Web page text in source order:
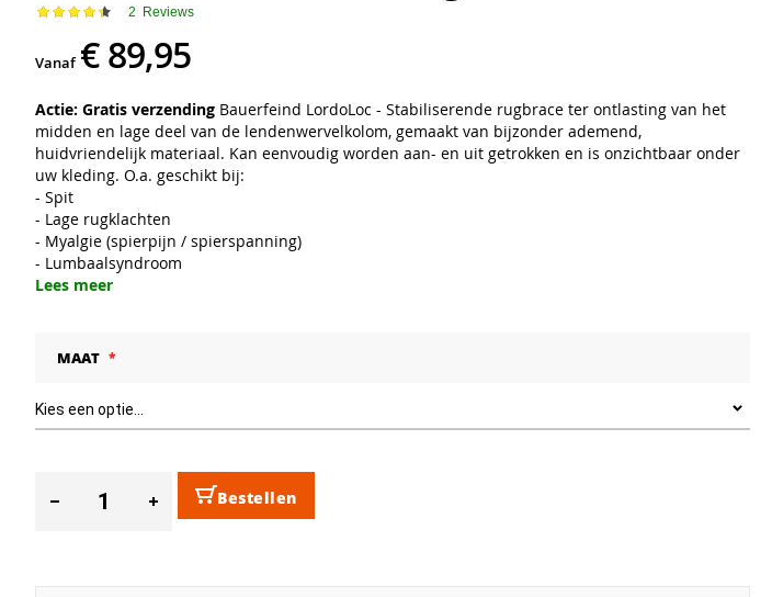
Waardering: 2 Reviews
Vanaf € 89,95
Actie: Gratis verzending Bauerfeind LordoLoc - Stabiliserende rugbrace ter ontlasting van het
midden en lage deel van de lendenwervelkolom, gemaakt van bijzonder ademend,
huidvriendelijk materiaal. Kan eenvoudig worden aan- en uit getrokken en is onzichtbaar onder
uw kleding. O.a. geschikt bij:
- Spit
- Lage rugklachten
- Myalgie (spierpijn / spierspanning)
- Lumbaalsyndroom
Lees meer
MAAT
Bestellen